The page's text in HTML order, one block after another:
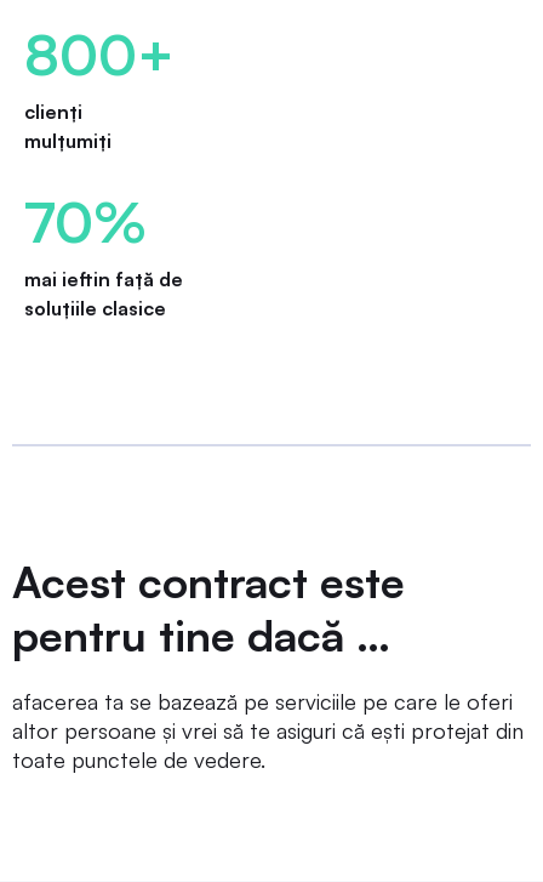
800+
clienți
mulțumiți
70%
mai ieftin față de
soluțiile clasice
Acest contract este
pentru tine dacă …
afacerea ta se bazează pe serviciile pe care le oferi
altor persoane și vrei să te asiguri că ești protejat din
toate punctele de vedere.